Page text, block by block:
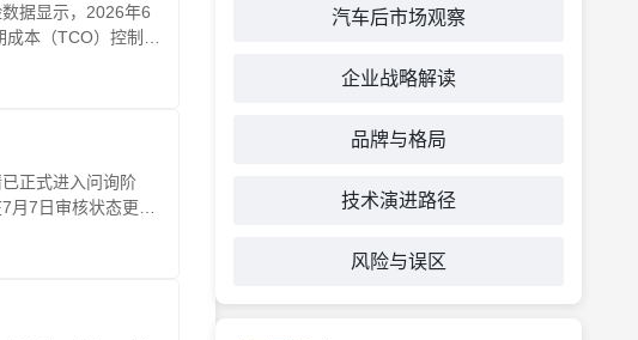
据显示，2026年6
本（TCO）控制以
正式进入问询阶
7日审核状态更新
汽车后市场观察
企业战略解读
品牌与格局
技术演进路径
风险与误区